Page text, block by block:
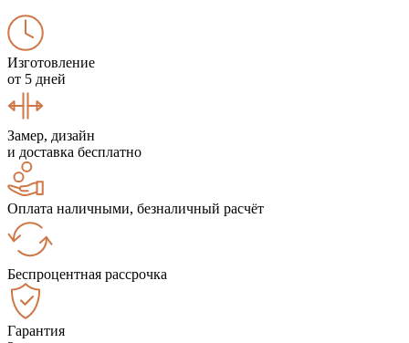
Изготовление
от 5 дней
Замер, дизайн
и доставка бесплатно
Оплата наличными, безналичный расчёт
Беспроцентная рассрочка
Гарантия